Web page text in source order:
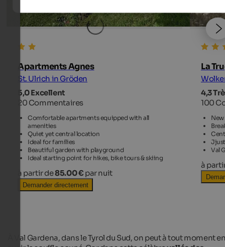
Apartments Agnes
St. Ulrich in Gröden
5,0 Excellent
20 Commentaires
Comfortable apartments equipped with all
amenities
Quiet yet central location
Ideal for families
Beautiful garden with playground
Ideal starting point for hikes, bike tours & skiing
à partir de85.00 € par nuit
Demander directement
La
4,3
100
Val
à
À Val Gardena, dans le Tyrol du Sud, on peut à tout moment